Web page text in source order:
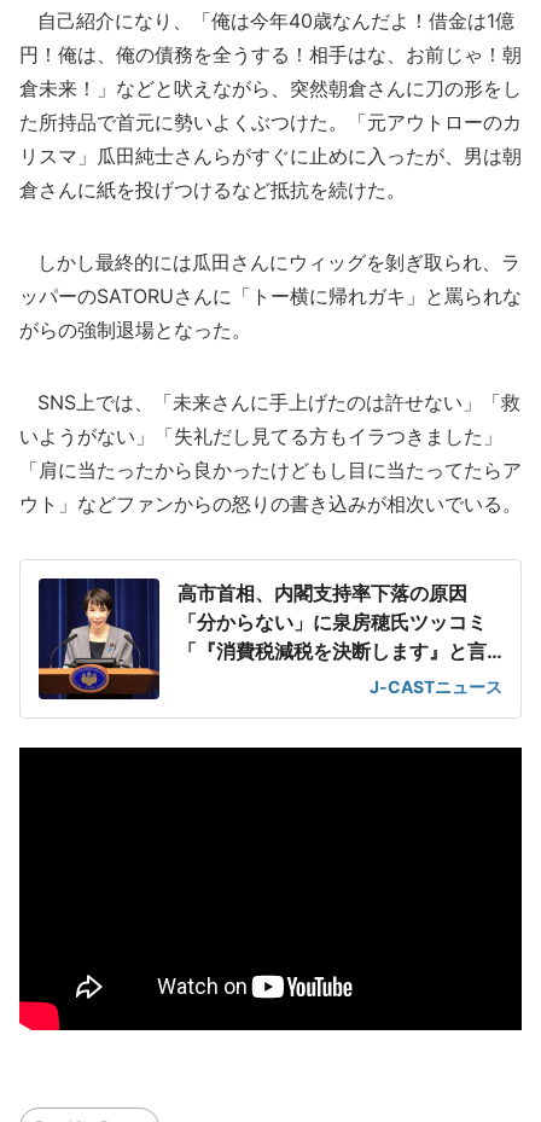
自己紹介になり、「俺は今年40歳なんだよ！借金は1億
円！俺は、俺の債務を全うする！相手はな、お前じゃ！朝
倉未来！」などと吠えながら、突然朝倉さんに刀の形をし
た所持品で首元に勢いよくぶつけた。「元アウトローのカ
リスマ」瓜田純士さんらがすぐに止めに入ったが、男は朝
倉さんに紙を投げつけるなど抵抗を続けた。
しかし最終的には瓜田さんにウィッグを剝ぎ取られ、ラ
ッパーのSATORUさんに「トー横に帰れガキ」と罵られな
がらの強制退場となった。
SNS上では、「未来さんに手上げたのは許せない」「救
いようがない」「失礼だし見てる方もイラつきました」
「肩に当たったから良かったけどもし目に当たってたらア
ウト」などファンからの怒りの書き込みが相次いでいる。
高市首相、内閣支持率下落の原因
「分からない」に泉房穂氏ツッコミ
「『消費税減税を決断します』と言
J-CASTニュース